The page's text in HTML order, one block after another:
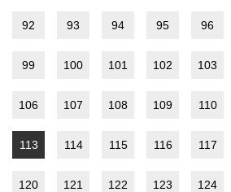
92 93 94 95 96
99 100 101 102 103
106 107 108 109 110
113 114 115 116 117
120 121 122 123 124